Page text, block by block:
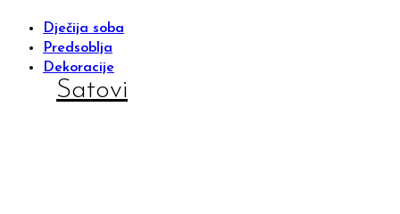
Dječija soba
Predsoblja
Dekoracije
Satovi